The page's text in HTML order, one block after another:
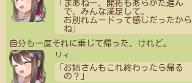
「まあねー、開拓もあらかた進ん
で、みんな満足して。
お別れムードって感じだったから
ね」
自分も一度それに乗じて帰った、けれど。
リィ
「お姉さんもこれ終わったら帰る
の？」